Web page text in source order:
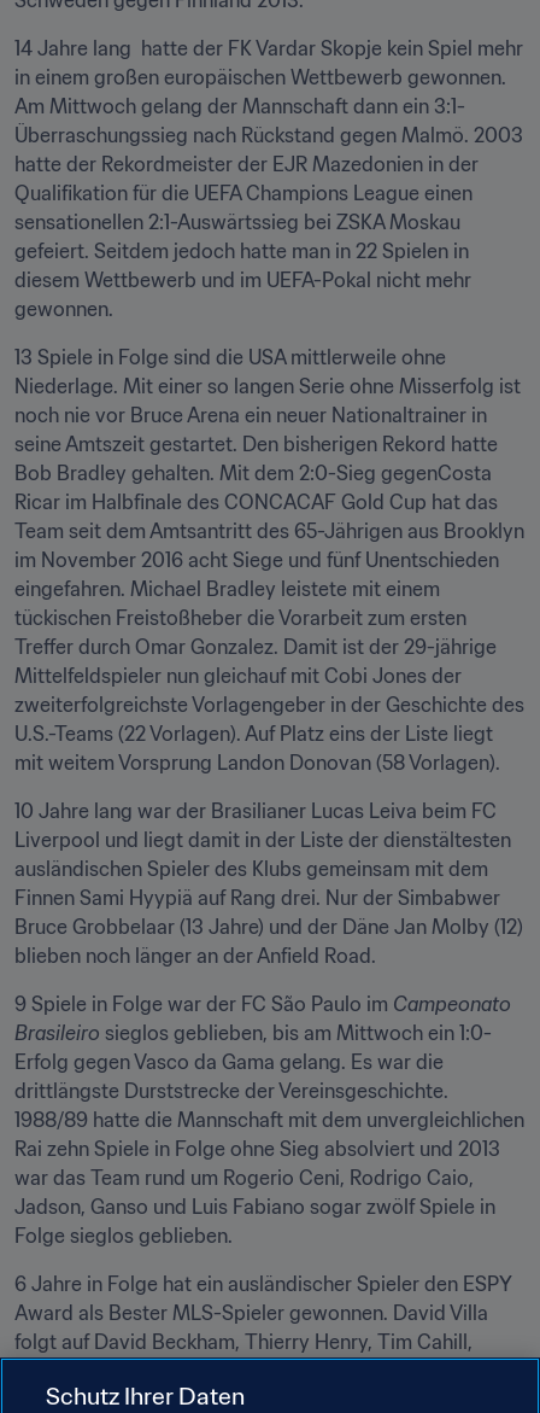
14 Jahre lang  hatte der FK Vardar Skopje kein Spiel mehr
in einem großen europäischen Wettbewerb gewonnen.
Am Mittwoch gelang der Mannschaft dann ein 3:1-
Überraschungssieg nach Rückstand gegen Malmö. 2003
hatte der Rekordmeister der EJR Mazedonien in der
Qualifikation für die UEFA Champions League einen
sensationellen 2:1-Auswärtssieg bei ZSKA Moskau
gefeiert. Seitdem jedoch hatte man in 22 Spielen in
diesem Wettbewerb und im UEFA-Pokal nicht mehr
gewonnen.
13 Spiele in Folge sind die USA mittlerweile ohne
Niederlage. Mit einer so langen Serie ohne Misserfolg ist
noch nie vor Bruce Arena ein neuer Nationaltrainer in
seine Amtszeit gestartet. Den bisherigen Rekord hatte
Bob Bradley gehalten. Mit dem 2:0-Sieg gegenCosta
Ricar im Halbfinale des CONCACAF Gold Cup hat das
Team seit dem Amtsantritt des 65-Jährigen aus Brooklyn
im November 2016 acht Siege und fünf Unentschieden
eingefahren. Michael Bradley leistete mit einem
tückischen Freistoßheber die Vorarbeit zum ersten
Treffer durch Omar Gonzalez. Damit ist der 29-jährige
Mittelfeldspieler nun gleichauf mit Cobi Jones der
zweiterfolgreichste Vorlagengeber in der Geschichte des
U.S.-Teams (22 Vorlagen). Auf Platz eins der Liste liegt
mit weitem Vorsprung Landon Donovan (58 Vorlagen).
10 Jahre lang war der Brasilianer Lucas Leiva beim FC
Liverpool und liegt damit in der Liste der dienstältesten
ausländischen Spieler des Klubs gemeinsam mit dem
Finnen Sami Hyypiä auf Rang drei. Nur der Simbabwer
Bruce Grobbelaar (13 Jahre) und der Däne Jan Molby (12)
blieben noch länger an der Anfield Road.
9 Spiele in Folge war der FC São Paulo im Campeonato
Brasileiro sieglos geblieben, bis am Mittwoch ein 1:0-
Erfolg gegen Vasco da Gama gelang. Es war die
drittlängste Durststrecke der Vereinsgeschichte.
1988/89 hatte die Mannschaft mit dem unvergleichlichen
Rai zehn Spiele in Folge ohne Sieg absolviert und 2013
war das Team rund um Rogerio Ceni, Rodrigo Caio,
Jadson, Ganso und Luis Fabiano sogar zwölf Spiele in
Folge sieglos geblieben.
6 Jahre in Folge hat ein ausländischer Spieler den ESPY
Award als Bester MLS-Spieler gewonnen. David Villa
folgt auf David Beckham, Thierry Henry, Tim Cahill,
sechs Jahren hatte der U.S.-Amerikaner Landon
Schutz Ihrer Daten